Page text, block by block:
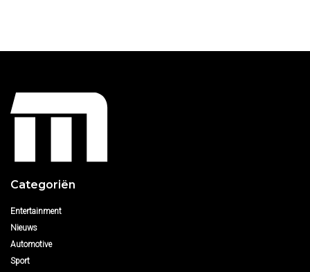
Categoriën
Entertainment
Nieuws
Automotive
Sport